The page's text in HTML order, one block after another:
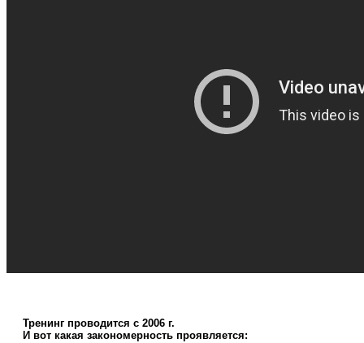
Тренинг проводится с 2006 г.
И вот какая закономерность проявляется: